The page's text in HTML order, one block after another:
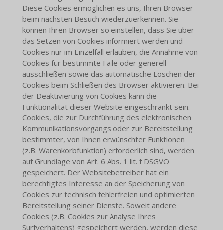
Diese Cookies ermöglichen es uns, Ihren Browser
beim nächsten Besuch wiederzuerkennen. Sie
können Ihren Browser so einstellen, dass Sie über
das Setzen von Cookies informiert werden und
Cookies nur im Einzelfall erlauben, die Annahme von
Cookies für bestimmte Fälle oder generell
ausschließen sowie das automatische Löschen der
Cookies beim Schließen des Browser aktivieren. Bei
der Deaktivierung von Cookies kann die
Funktionalität dieser Website eingeschränkt sein.
Cookies, die zur Durchführung des elektronischen
Kommunikationsvorgangs oder zur Bereitstellung
bestimmter, von Ihnen erwünschter Funktionen
(z.B. Warenkorbfunktion) erforderlich sind, werden
auf Grundlage von Art. 6 Abs. 1 lit. f DSGVO
gespeichert. Der Websitebetreiber hat ein
berechtigtes Interesse an der Speicherung von
Cookies zur technisch fehlerfreien und optimierten
Bereitstellung seiner Dienste. Soweit andere
Cookies (z.B. Cookies zur Analyse Ihres
Surfverhaltens) gespeichert werden, werden diese